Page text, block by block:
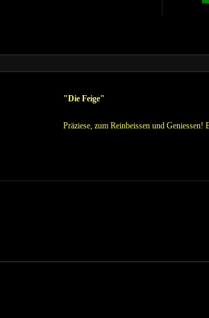
"Die Feige"
Präziese, zum Reinbeissen und Geniessen!